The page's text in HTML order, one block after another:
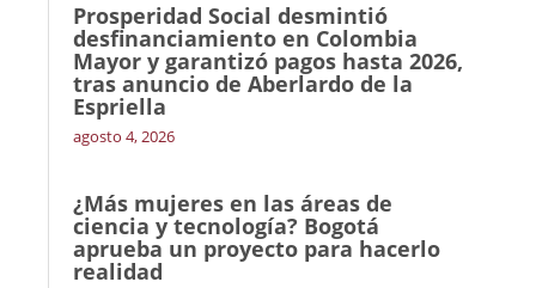
Prosperidad Social desmintió
desfinanciamiento en Colombia
Mayor y garantizó pagos hasta 2026,
tras anuncio de Aberlardo de la
Espriella
agosto 4, 2026
¿Más mujeres en las áreas de
ciencia y tecnología? Bogotá
aprueba un proyecto para hacerlo
realidad